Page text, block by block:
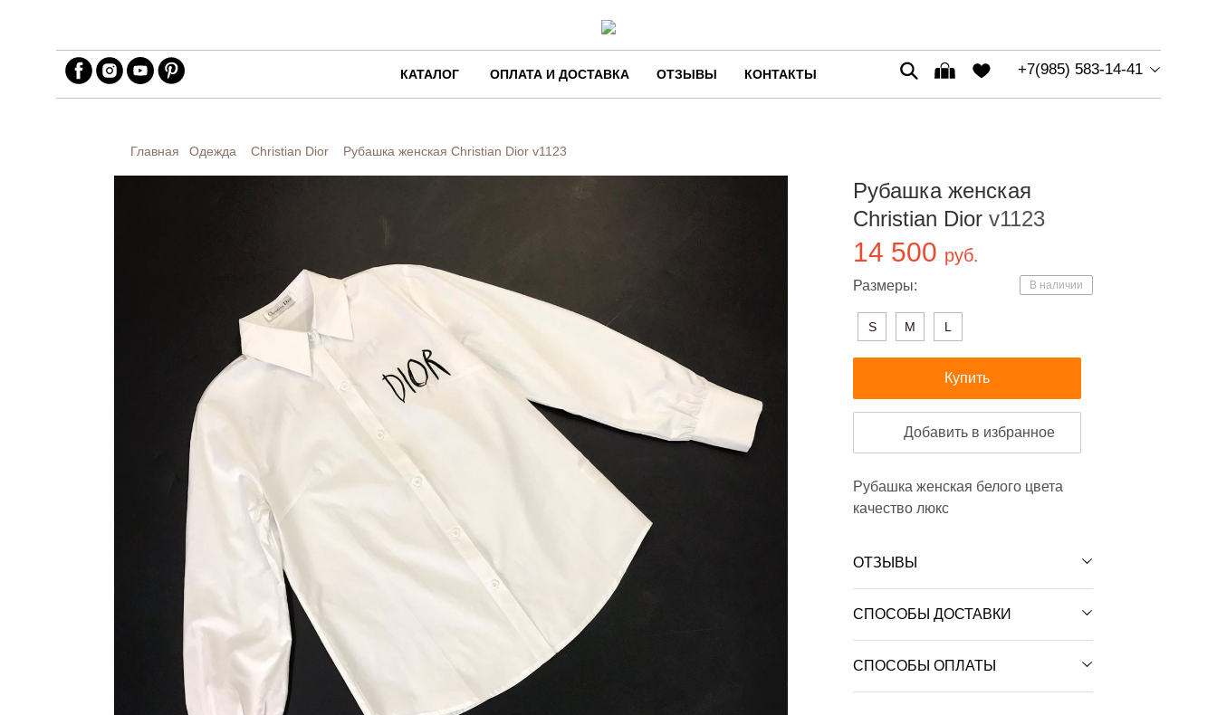
КАТАЛОГ ОПЛАТА И ДОСТАВКА ОТЗЫВЫ КОНТАКТЫ +7(985) 583-14-41
Главная Одежда Christian Dior Рубашка женская Christian Dior v1123
Рубашка женская
Christian Dior v1123
14 500 руб.
В наличии
Размеры:
S M L
Купить
Добавить в избранное
Рубашка женская белого цвета
качество люкс
ОТЗЫВЫ
СПОСОБЫ ДОСТАВКИ
СПОСОБЫ ОПЛАТЫ